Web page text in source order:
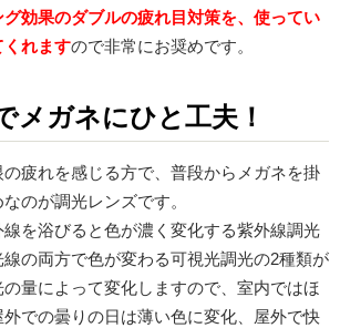
効果のダブルの疲れ目対策を、使ってい
くれますので非常にお奨めです。
メガネにひと工夫！
の疲れを感じる方で、普段からメガネを掛
のが調光レンズです。
を浴びると色が濃く変化する紫外線調光
の両方で色が変わる可視光調光の2種類が
量によって変化しますので、室内ではほ
での曇りの日は薄い色に変化、屋外で快